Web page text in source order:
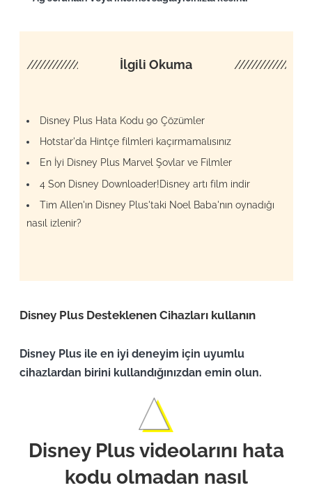
//////////////////// İlgili Okuma
Disney Plus Hata Kodu 90 Çözümler
Hotstar'da Hintçe filmleri kaçırmamalısınız
En İyi Disney Plus Marvel Şovlar ve Filmler
4 Son Disney Downloader!Disney artı film indir
Tim Allen'ın Disney Plus'taki Noel Baba'nın oynadığı
nasıl izlenir?
Disney Plus Desteklenen Cihazları kullanın
Disney Plus ile en iyi deneyim için uyumlu
cihazlardan birini kullandığınızdan emin olun.
Disney Plus videolarını hata
kodu olmadan nasıl